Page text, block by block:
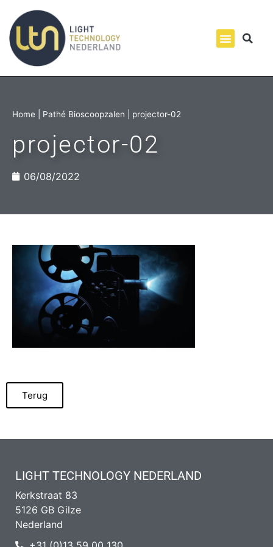
Home Pathé Bioscoopzalen projector-02
projector-02
06/08/2022
Terug
LIGHT TECHNOLOGY NEDERLAND
Kerkstraat 83
5126 GB Gilze
Nederland